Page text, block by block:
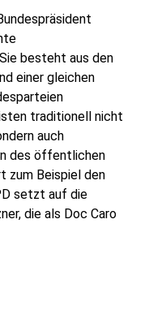
besteht aus den
einer gleichen
traditionell nicht
auch
des öffentlichen
zum Beispiel den
setzt auf die
die als Doc Caro